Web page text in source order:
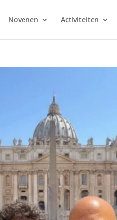
Novenen Activiteiten